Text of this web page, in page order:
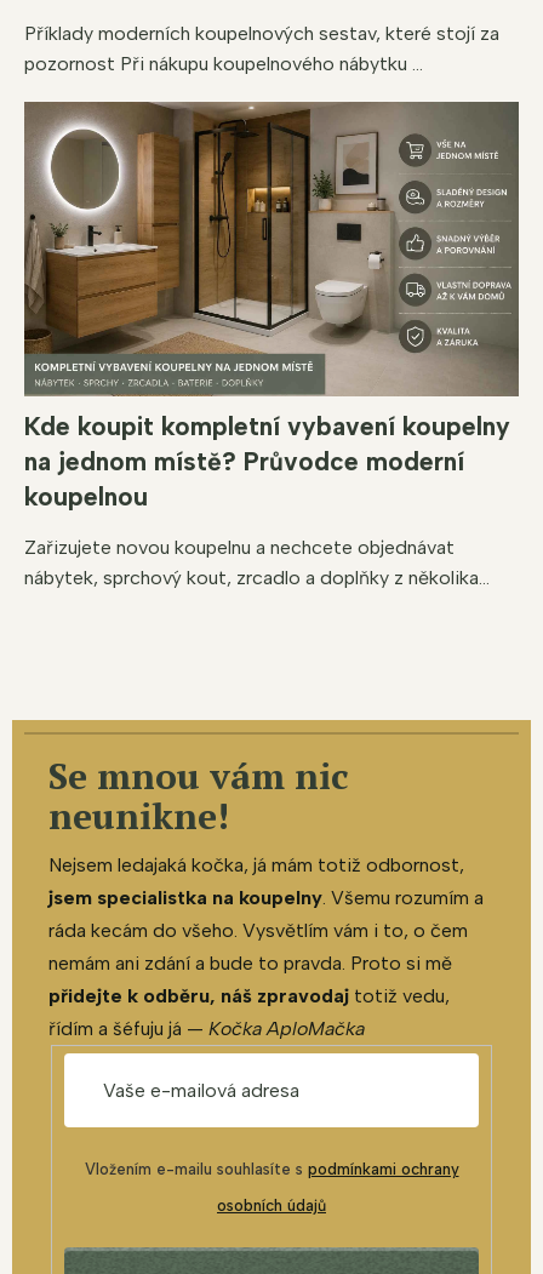
Příklady moderních koupelnových sestav, které stojí za
pozornost Při nákupu koupelnového nábytku ...
Kde koupit kompletní vybavení koupelny
na jednom místě? Průvodce moderní
koupelnou
Zařizujete novou koupelnu a nechcete objednávat
nábytek, sprchový kout, zrcadlo a doplňky z několika...
Se mnou vám nic
neunikne!
Nejsem ledajaká kočka, já mám totiž odbornost,
jsem specialistka na koupelny. Všemu rozumím a
ráda kecám do všeho. Vysvětlím vám i to, o čem
nemám ani zdání a bude to pravda. Proto si mě
přidejte k odběru, náš zpravodaj totiž vedu,
řídím a šéfuju já — Kočka AploMačka
Vložením e-mailu souhlasíte s podmínkami ochrany
osobních údajů